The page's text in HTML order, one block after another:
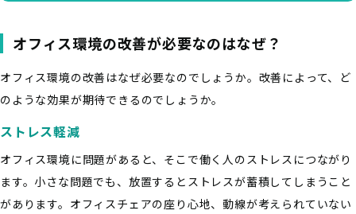
オフィス環境の改善が必要なのはなぜ？
オフィス環境の改善はなぜ必要なのでしょうか。改善によって、ど
のような効果が期待できるのでしょうか。
ストレス軽減
オフィス環境に問題があると、そこで働く人のストレスにつながり
ます。小さな問題でも、放置するとストレスが蓄積してしまうこと
があります。オフィスチェアの座り心地、動線が考えられていない